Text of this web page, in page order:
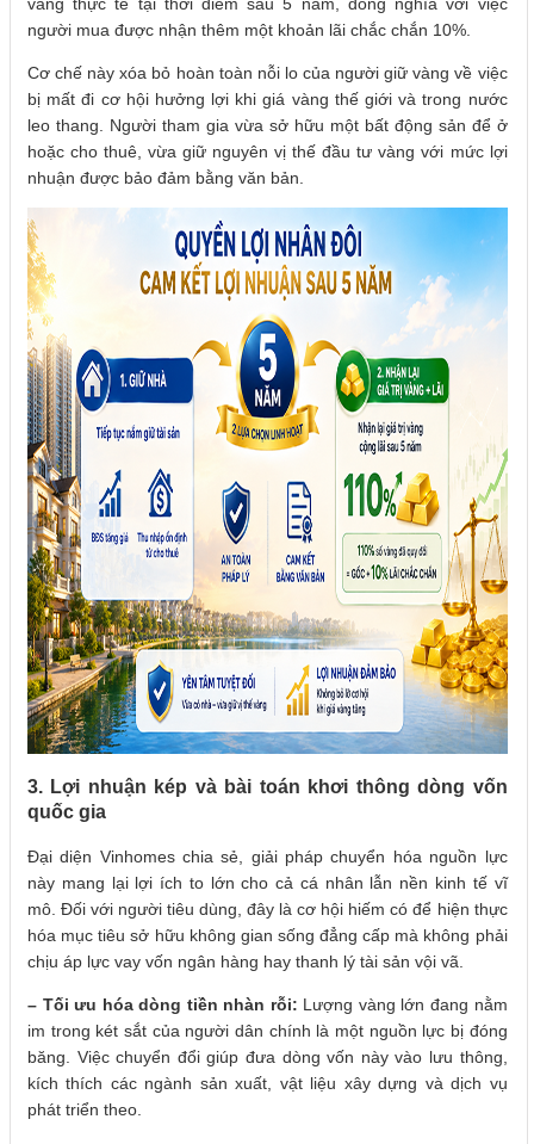
vàng thực tế tại thời điểm sau 5 năm, đồng nghĩa với việc
người mua được nhận thêm một khoản lãi chắc chắn 10%.
Cơ chế này xóa bỏ hoàn toàn nỗi lo của người giữ vàng về việc
bị mất đi cơ hội hưởng lợi khi giá vàng thế giới và trong nước
leo thang. Người tham gia vừa sở hữu một bất động sản để ở
hoặc cho thuê, vừa giữ nguyên vị thế đầu tư vàng với mức lợi
nhuận được bảo đảm bằng văn bản.
3. Lợi nhuận kép và bài toán khơi thông dòng vốn
quốc gia
Đại diện Vinhomes chia sẻ, giải pháp chuyển hóa nguồn lực
này mang lại lợi ích to lớn cho cả cá nhân lẫn nền kinh tế vĩ
mô. Đối với người tiêu dùng, đây là cơ hội hiếm có để hiện thực
hóa mục tiêu sở hữu không gian sống đẳng cấp mà không phải
chịu áp lực vay vốn ngân hàng hay thanh lý tài sản vội vã.
– Tối ưu hóa dòng tiền nhàn rỗi: Lượng vàng lớn đang nằm
im trong két sắt của người dân chính là một nguồn lực bị đóng
băng. Việc chuyển đổi giúp đưa dòng vốn này vào lưu thông,
kích thích các ngành sản xuất, vật liệu xây dựng và dịch vụ
phát triển theo.